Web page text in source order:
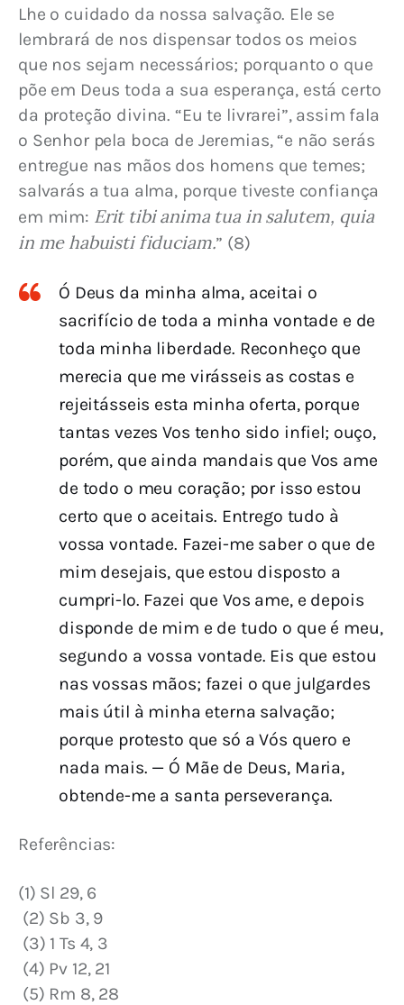
Lhe o cuidado da nossa salvação. Ele se
lembrará de nos dispensar todos os meios
que nos sejam necessários; porquanto o que
põe em Deus toda a sua esperança, está certo
da proteção divina. “Eu te livrarei”, assim fala
o Senhor pela boca de Jeremias, “e não serás
entregue nas mãos dos homens que temes;
salvarás a tua alma, porque tiveste confiança
em mim: Erit tibi anima tua in salutem, quia
in me habuisti fiduciam.” (8)
Ó Deus da minha alma, aceitai o
sacrifício de toda a minha vontade e de
toda minha liberdade. Reconheço que
merecia que me virásseis as costas e
rejeitásseis esta minha oferta, porque
tantas vezes Vos tenho sido infiel; ouço,
porém, que ainda mandais que Vos ame
de todo o meu coração; por isso estou
certo que o aceitais. Entrego tudo à
vossa vontade. Fazei-me saber o que de
mim desejais, que estou disposto a
cumpri-lo. Fazei que Vos ame, e depois
disponde de mim e de tudo o que é meu,
segundo a vossa vontade. Eis que estou
nas vossas mãos; fazei o que julgardes
mais útil à minha eterna salvação;
porque protesto que só a Vós quero e
nada mais. — Ó Mãe de Deus, Maria,
obtende-me a santa perseverança.
Referências:
(1) Sl 29, 6
(2) Sb 3, 9
(3) 1 Ts 4, 3
(4) Pv 12, 21
(5) Rm 8, 28